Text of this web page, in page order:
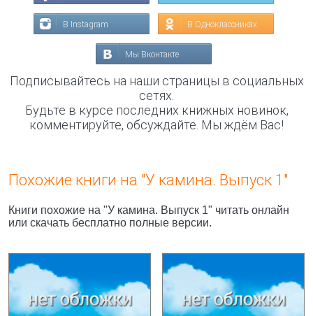
В Instagram В Одноклассниках
Мы Вконтакте
Подписывайтесь на наши страницы в социальных
сетях.
Будьте в курсе последних книжных новинок,
комментируйте, обсуждайте. Мы ждём Вас!
Похожие книги на "У камина. Выпуск 1"
Книги похожие на "У камина. Выпуск 1" читать онлайн
или скачать бесплатно полные версии.